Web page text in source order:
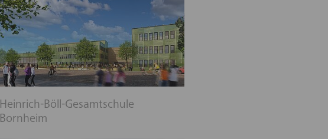
Heinrich-Böll-Gesamtschule
Bornheim